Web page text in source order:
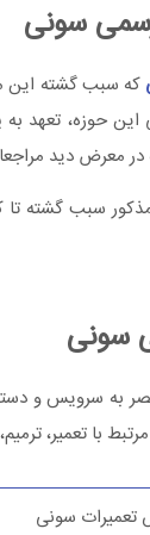
سونی
که سبب گشته این
این حوزه، تعهد
معرض دید
سبب گشته
سونی
سرویس و
با تعمیر،
تعمیرات سونی